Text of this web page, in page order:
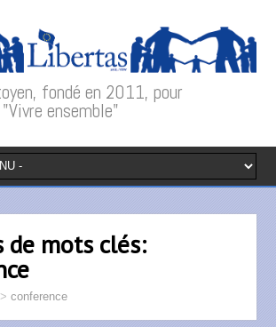
fondé en 2011, pour
ensemble"
de mots clés:
>conference